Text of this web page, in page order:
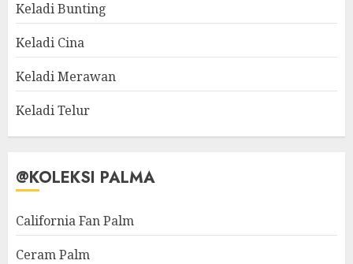
Keladi Bunting
Keladi Cina
Keladi Merawan
Keladi Telur
@KOLEKSI PALMA
California Fan Palm
Ceram Palm